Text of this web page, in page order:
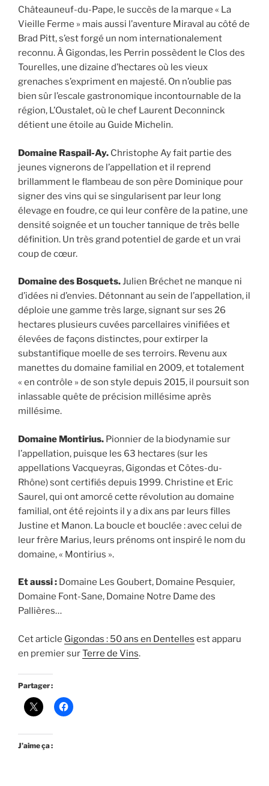
Châteauneuf-du-Pape, le succès de la marque « La
Vieille Ferme » mais aussi l’aventure Miraval au côté de
Brad Pitt, s’est forgé un nom internationalement
reconnu. À Gigondas, les Perrin possèdent le Clos des
Tourelles, une dizaine d’hectares où les vieux
grenaches s’expriment en majesté. On n’oublie pas
bien sûr l’escale gastronomique incontournable de la
région, L’Oustalet, où le chef Laurent Deconninck
détient une étoile au Guide Michelin.
Domaine Raspail-Ay. Christophe Ay fait partie des
jeunes vignerons de l’appellation et il reprend
brillamment le flambeau de son père Dominique pour
signer des vins qui se singularisent par leur long
élevage en foudre, ce qui leur confère de la patine, une
densité soignée et un toucher tannique de très belle
définition. Un très grand potentiel de garde et un vrai
coup de cœur.
Domaine des Bosquets.Julien Bréchet ne manque ni
d’idées ni d’envies. Détonnant au sein de l’appellation, il
déploie une gamme très large, signant sur ses 26
hectares plusieurs cuvées parcellaires vinifiées et
élevées de façons distinctes, pour extirper la
substantifique moelle de ses terroirs. Revenu aux
manettes du domaine familial en 2009, et totalement
« en contrôle » de son style depuis 2015, il poursuit son
inlassable quête de précision millésime après
millésime.
Domaine Montirius. Pionnier de la biodynamie sur
l’appellation, puisque les 63 hectares (sur les
appellations Vacqueyras, Gigondas et Côtes-du-
Rhône) sont certifiés depuis 1999. Christine et Eric
Saurel, qui ont amorcé cette révolution au domaine
familial, ont été rejoints il y a dix ans par leurs filles
Justine et Manon. La boucle et bouclée : avec celui de
leur frère Marius, leurs prénoms ont inspiré le nom du
domaine, « Montirius ».
Et aussi : Domaine Les Goubert, Domaine Pesquier,
Domaine Font-Sane, Domaine Notre Dame des
Pallières…
Cet article Gigondas : 50 ans en Dentelles est apparu
en premier surTerre de Vins.
Partager :
J’aime ça :